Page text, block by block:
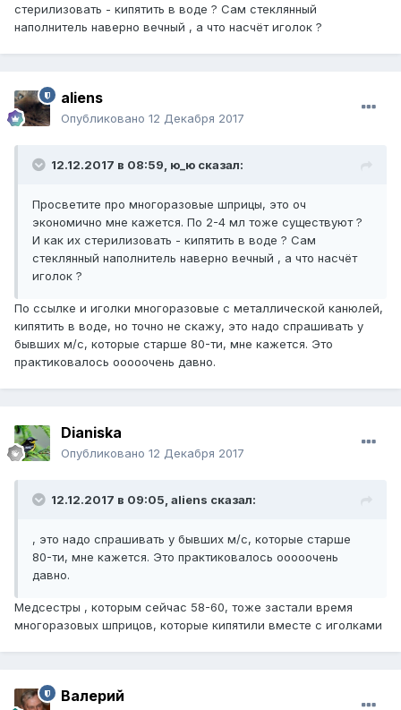
стерилизовать - кипятить в воде ? Сам стеклянный
наполнитель наверно вечный , а что насчёт иголок ?
aliens
Опубликовано 12 Декабря 2017
12.12.2017 в 08:59, ю_ю сказал:
Просветите про многоразовые шприцы, это оч
экономично мне кажется. По 2-4 мл тоже существуют ?
И как их стерилизовать - кипятить в воде ? Сам
стеклянный наполнитель наверно вечный , а что насчёт
иголок ?
По ссылке и иголки многоразовые с металлической канюлей,
кипятить в воде, но точно не скажу, это надо спрашивать у
бывших м/с, которые старше 80-ти, мне кажется. Это
практиковалось ооооочень давно.
Dianiska
Опубликовано 12 Декабря 2017
12.12.2017 в 09:05, aliens сказал:
, это надо спрашивать у бывших м/с, которые старше
80-ти, мне кажется. Это практиковалось ооооочень
давно.
Медсестры , которым сейчас 58-60, тоже застали время
многоразовых шприцов, которые кипятили вместе с иголками
Валерий